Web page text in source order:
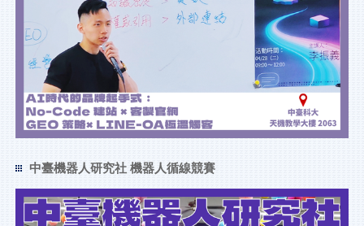
中臺機器人研究社 機器人循線競賽